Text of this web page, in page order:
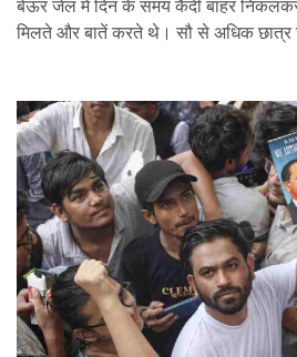
बेऊर जेल में दिन के समय कैदी बाहर
मिलते और बातें करते थे। सौ से अधिक